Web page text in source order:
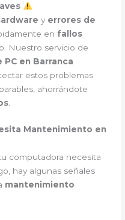
y errores de
en fallos
Nuestro servicio de
en Barranca
estos problemas
ahorrándote
Mantenimiento en
computadora necesita
hay algunas señales
mantenimiento